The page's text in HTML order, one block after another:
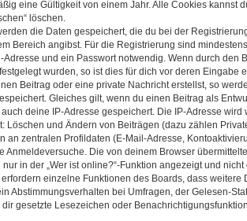
eine Gültigkeit von einem Jahr. Alle Cookies kannst
löschen.
die Daten gespeichert, die du bei der
Bereich angibst. Für die Registrierung sind
Adresse und ein Passwort notwendig. Wenn durch den
wurden, so ist dies für dich vor deren Eingabe
Beitrag oder eine private Nachricht erstellst, so
Gleiches gilt, wenn du einen Beitrag als
auch deine IP-Adresse gespeichert. Die IP-Adresse
Löschen und Ändern von Beiträgen (dazu zählen
an zentralen Profildaten (E-Mail-Adresse,
Anmeldeversuche. Die von deinem Browser
nur in der „Wer ist online?“-Funktion angezeigt und
einzelne Funktionen des Boards, dass weitere
Abstimmungsverhalten bei Umfragen, der Gelesen-
gesetzte Lesezeichen oder